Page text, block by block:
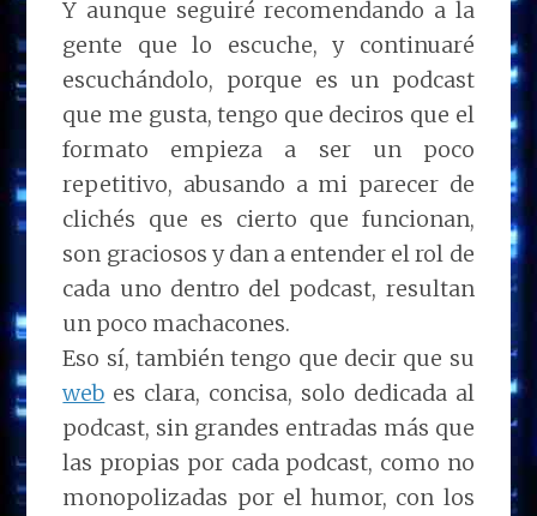
Y aunque seguiré recomendando a la
gente que lo escuche, y continuaré
escuchándolo, porque es un podcast
que me gusta, tengo que deciros que el
formato empieza a ser un poco
repetitivo, abusando a mi parecer de
clichés que es cierto que funcionan,
son graciosos y dan a entender el rol de
cada uno dentro del podcast, resultan
un poco machacones.
Eso sí, también tengo que decir que su
web es clara, concisa, solo dedicada al
podcast, sin grandes entradas más que
las propias por cada podcast, como no
monopolizadas por el humor, con los